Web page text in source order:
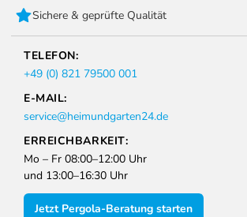
Sichere & geprüfte Qualität
TELEFON:
+49 (0) 821 79500 001
E-MAIL:
service@heimundgarten24.de
ERREICHBARKEIT:
Mo – Fr 08:00–12:00 Uhr
und 13:00–16:30 Uhr
Jetzt Pergola-Beratung starten